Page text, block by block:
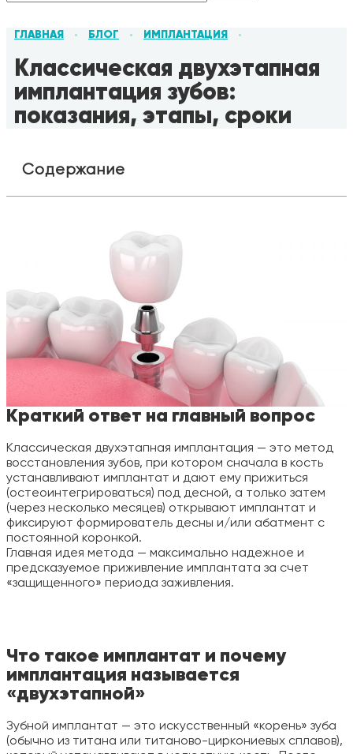
ГЛАВНАЯ • БЛОГ • ИМПЛАНТАЦИЯ •
Классическая двухэтапная
имплантация зубов:
показания, этапы, сроки
Содержание
Краткий ответ на главный вопрос
Классическая двухэтапная имплантация — это метод
восстановления зубов, при котором сначала в кость
устанавливают имплантат и дают ему прижиться
(остеоинтегрироваться) под десной, а только затем
(через несколько месяцев) открывают имплантат и
фиксируют формирователь десны и/или абатмент с
постоянной коронкой.
Главная идея метода — максимально надежное и
предсказуемое приживление имплантата за счет
«защищенного» периода заживления.
Что такое имплантат и почему
имплантация называется
«двухэтапной»
Зубной имплантат — это искусственный «корень» зуба
(обычно из титана или титаново-циркониевых сплавов),